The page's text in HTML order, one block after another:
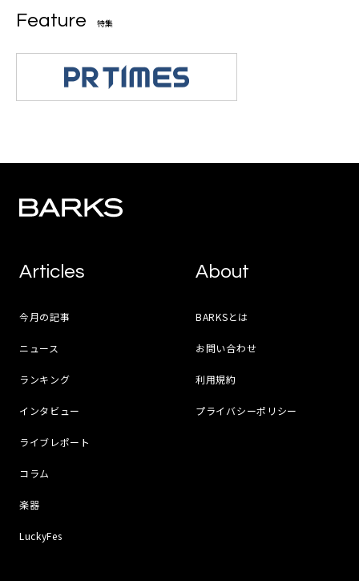
Feature 特集
Articles
今月の記事
ニュース
ランキング
インタビュー
ライブレポート
コラム
楽器
LuckyFes
About
BARKSとは
お問い合わせ
利用規約
プライバシーポリシー